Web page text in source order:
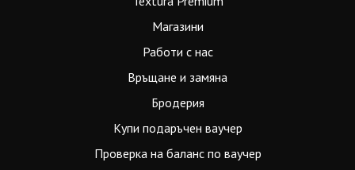
Магазини
Работи с нас
Връщане и замяна
Бродерия
Купи подаръчен ваучер
Проверка на баланс по ваучер